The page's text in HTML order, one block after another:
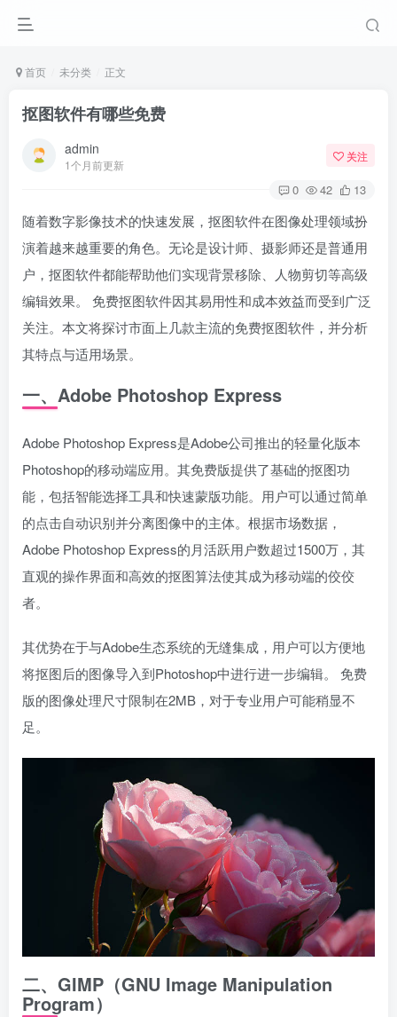
首页 未分类 正文
抠图软件有哪些免费
admin
1个月前更新
关注
0 42 13
随着数字影像技术的快速发展，抠图软件在图像处理领域扮
演着越来越重要的角色。无论是设计师、摄影师还是普通用
户，抠图软件都能帮助他们实现背景移除、人物剪切等高级
编辑效果。 免费抠图软件因其易用性和成本效益而受到广泛
关注。本文将探讨市面上几款主流的免费抠图软件，并分析
其特点与适用场景。
一、Adobe Photoshop Express
Adobe Photoshop Express是Adobe公司推出的轻量化版本
Photoshop的移动端应用。其免费版提供了基础的抠图功
能，包括智能选择工具和快速蒙版功能。用户可以通过简单
的点击自动识别并分离图像中的主体。根据市场数据，
Adobe Photoshop Express的月活跃用户数超过1500万，其
直观的操作界面和高效的抠图算法使其成为移动端的佼佼
者。
其优势在于与Adobe生态系统的无缝集成，用户可以方便地
将抠图后的图像导入到Photoshop中进行进一步编辑。 免费
版的图像处理尺寸限制在2MB，对于专业用户可能稍显不
足。
二、GIMP（GNU Image Manipulation
Program）